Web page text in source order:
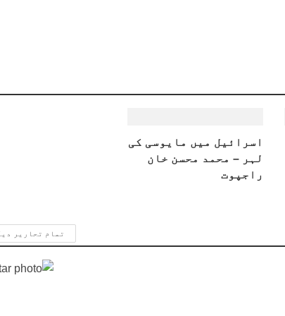
اسرائیل میں مایوسی کی
لہر – محمد محسن خان
راجپوت
تمام تحاریر